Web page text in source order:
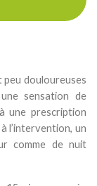
douloureuses
sensation de
une prescription
l’intervention, un
comme de nuit